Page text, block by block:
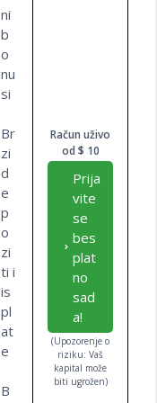
ni
b
o
nu
si
Br
zi
d
e
p
o
zi
ti i
is
pl
at
e
B
Račun uživo
od $ 10
Prija
vite
se
bes
plat
no
sad
a!
(Upozorenje o
riziku: Vaš
kapital može
biti ugrožen)